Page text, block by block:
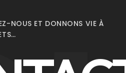
NOUS ET DONNONS VIE À